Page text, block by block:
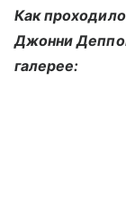
Как
Джонни
галерее: